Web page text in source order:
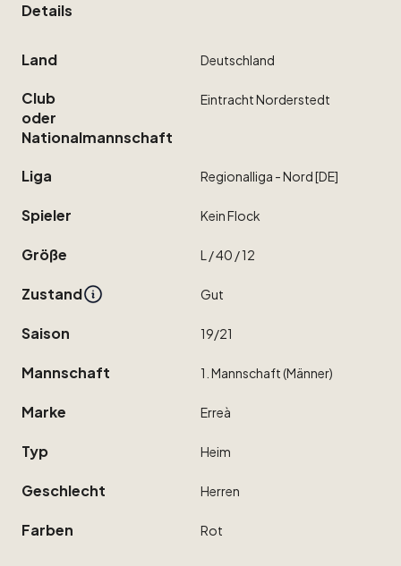
Details
Land Deutschland
Club
oder
Nationalmannschaft
EintrachtNorderstedt
Liga Regionalliga -Nord[DE]
Spieler KeinFlock
Größe L ​/​40 ​/​12
Zustand Gut
Saison 19​/​21
Mannschaft 1. Mannschaft(Männer)
Marke Erreà
Typ Heim
Geschlecht Herren
Farben Rot